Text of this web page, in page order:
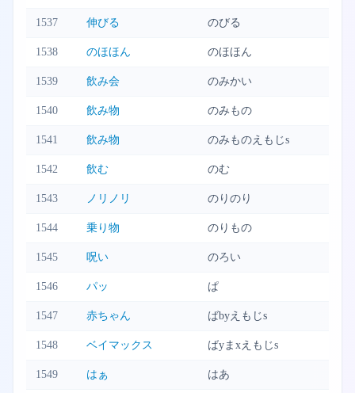
1537 伸びる のびる
1538 のほほん のほほん
1539 飲み会 のみかい
1540 飲み物 のみもの
1541 飲み物 のみものえもじs
1542 飲む のむ
1543 ノリノリ のりのり
1544 乗り物 のりもの
1545 呪い のろい
1546 パッ ぱ
1547 赤ちゃん ばbyえもじs
1548 ベイマックス ばyまxえもじs
1549 はぁ はあ